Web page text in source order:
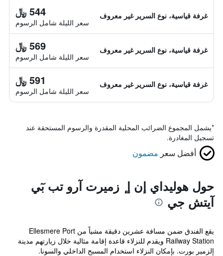
غرفة قياسية، نوع السرير غير معروف 544 ﷼
سعر الليلة شامل الرسوم
غرفة قياسية، نوع السرير غير معروف 569 ﷼
سعر الليلة شامل الرسوم
غرفة قياسية، نوع السرير غير معروف 591 ﷼
سعر الليلة شامل الرسوم
*يشمل المجموع الضرائب المحلية المقدرة والرسوم المستحقة عند
تسجيل المغادرة.
أفضل سعر مضمون
حول هوليداي إن إ ٕ زميرت آرو تب بٓي
آيتش جي
يقع الفندق ضمن مسافة عشرين دقيقة مشياً من Ellesmere Port
Railway Station ويقدم للنزلاء قاعدة إقامة مثالية خلال زيارتهم مدينة
إلزمير بورت. بإمكان النزلاء استخدام المسبح الداخلي والسونا.